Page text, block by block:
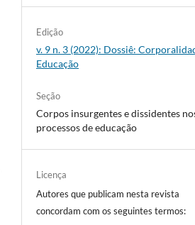
Edição
v. 9 n. 3 (2022): Dossiê:
Educação
Seção
Corpos insurgentes e dissidentes
processos de educação
Licença
Autores que publicam nesta revista
concordam com os seguintes termos: